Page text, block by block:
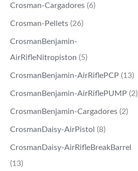
Crosman-Cargadores (6)
Crosman-Pellets (26)
CrosmanBenjamin-
AirRifleNitropiston (5)
CrosmanBenjamin-AirRiflePCP (13)
CrosmanBenjamin-AirRiflePUMP (2)
CrosmanBenjamin-Cargadores (2)
CrosmanDaisy-AirPistol (8)
CrosmanDaisy-AirRifleBreakBarrel
(13)